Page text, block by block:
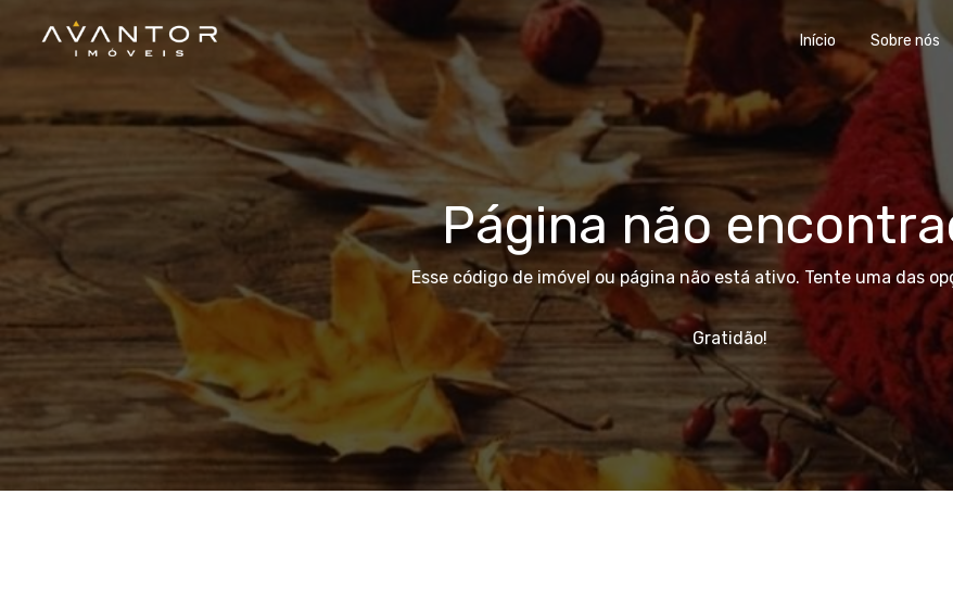
Início Sobre nós
Página não
Esse código de imóvel ou página não está ativo. Tente uma das
Gratidão!